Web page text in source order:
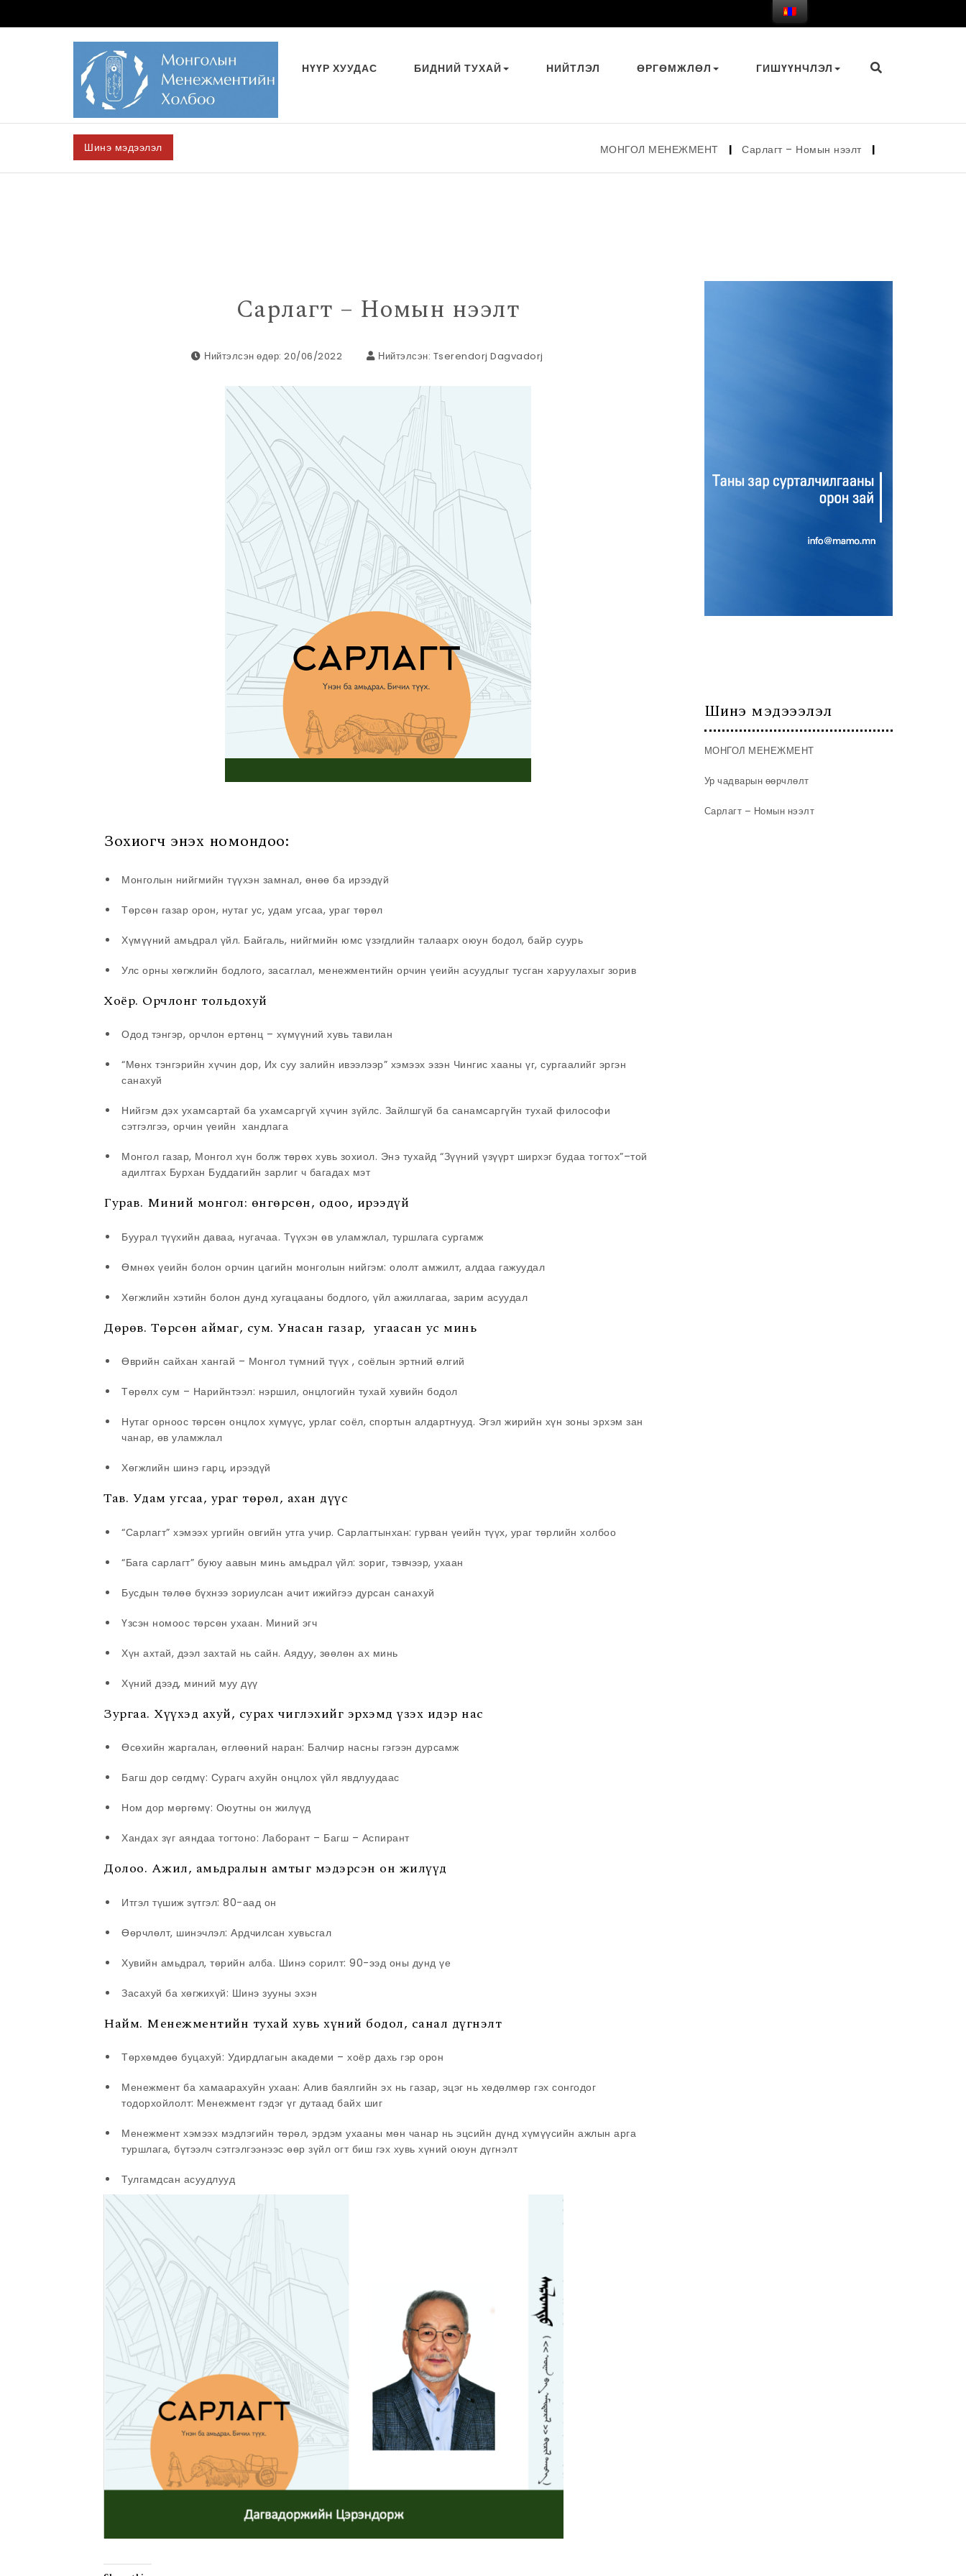
НҮҮР ХУУДАС БИДНИЙ ТУХАЙ НИЙТЛЭЛ ӨРГӨМЖЛӨЛ ГИШҮҮНЧЛЭЛ
Шинэ мэдээлэл МОНГОЛ МЕНЕЖМЕНТ | Сарлагт – Номын нээлт | Их дайжилтийн үе
Сарлагт – Номын нээлт
Нийтэлсэн өдөр: 20/06/2022 Нийтэлсэн: Tserendorj Dagvadorj
Зохиогч энэхүү номондоо:
Монголын нийгмийн түүхэн замнал, өнөө ба ирээдүй
Төрсөн газар орон, нутаг ус, удам угсаа, ураг төрөл
Хүмүүний амьдрал үйл. Байгаль, нийгмийн юмс үзэгдлийн талаарх оюун бодол, байр суурь
Улс орны хөгжлийн бодлого, засаглал, менежментийн орчин үеийн асуудлыг тусган харуулахыг зорив
Хоёр. Орчлонг тольдохуй
Одод тэнгэр, орчлон ертөнц – хүмүүний хувь тавилан
“Мөнх тэнгэрийн хүчин дор, Их суу залийн ивээлээр” хэмээх эзэн Чингис хааны үг, сургаалийг эргэн
санахуй
Нийгэм дэх ухамсартай ба ухамсаргүй хүчин зүйлс. Зайлшгүй ба санамсаргүйн тухай философи
сэтгэлгээ, орчин үеийн хандлага
Монгол газар, Монгол хүн болж төрөх хувь зохиол. Энэ тухайд “Зүүний үзүүрт ширхэг будаа тогтох”–той
адилтгах Бурхан Буддагийн зарлиг ч багадах мэт
Гурав. Миний монгол: өнгөрсөн, одоо, ирээдүй
Буурал түүхийн даваа, нугачаа. Түүхэн өв уламжлал, туршлага сургамж
Өмнөх үеийн болон орчин цагийн монголын нийгэм: ололт амжилт, алдаа гажуудал
Хөгжлийн хэтийн болон дунд хугацааны бодлого, үйл ажиллагаа, зарим асуудал
Дөрөв. Төрсөн аймаг, сум. Унасан газар, угаасан ус минь
Өврийн сайхан хангай – Монгол түмний түүх , соёлын эртний өлгий
Төрөлх сум – Нарийнтээл: нэршил, онцлогийн тухай хувийн бодол
Нутаг орноос төрсөн онцлох хүмүүс, урлаг соёл, спортын алдартнууд. Эгэл жирийн хүн зоны эрхэм зан
чанар, өв уламжлал
Хөгжлийн шинэ гарц, ирээдүй
Тав. Удам угсаа, ураг төрөл, ахан дүүс
“Сарлагт” хэмээх ургийн овгийн утга учир. Сарлагтынхан: гурван үеийн түүх, ураг төрлийн холбоо
“Бага сарлагт” буюу аавын минь амьдрал үйл: зориг, тэвчээр, ухаан
Бусдын төлөө бүхнээ зориулсан ачит ижийгээ дурсан санахуй
Үзсэн номоос төрсөн ухаан. Миний эгч
Хүн ахтай, дээл захтай нь сайн. Аядуу, зөөлөн ах минь
Хүний дээд, миний муу дүү
Зургаа. Хүүхэд ахуй, сурах чиглэхийг эрхэмд үзэх идэр нас
Өсөхийн жаргалан, өглөөний наран: Балчир насны гэгээн дурсамж
Багш дор сөгдмү: Сурагч ахуйн онцлох үйл явдлуудаас
Ном дор мөргөмү: Оюутны он жилүүд
Хандах зүг аяндаа тогтоно: Лаборант – Багш – Аспирант
Долоо. Ажил, амьдралын амтыг мэдэрсэн он жилүүд
Итгэл түшиж зүтгэл: 80-аад он
Өөрчлөлт, шинэчлэл: Ардчилсан хувьсгал
Хувийн амьдрал, төрийн алба. Шинэ сорилт: 90-ээд оны дунд үе
Засахуй ба хөгжихүй: Шинэ зууны эхэн
Найм. Менежментийн тухай хувь хүний бодол, санал дүгнэлт
Төрхөмдөө буцахуй: Удирдлагын академи – хоёр дахь гэр орон
Менежмент ба хамаарахуйн ухаан: Алив баялгийн эх нь газар, эцэг нь хөдөлмөр гэх сонгодог
тодорхойлолт: Менежмент гэдэг үг дутаад байх шиг
Менежмент хэмээх мэдлэгийн төрөл, эрдэм ухааны мөн чанар нь эцсийн дүнд хүмүүсийн ажлын арга
туршлага, бүтээлч сэтгэлгээнээс өөр зүйл огт биш гэх хувь хүний оюун дүгнэлт
Тулгамдсан асуудлууд
Шинэ мэдэээлэл
МОНГОЛ МЕНЕЖМЕНТ
Ур чадварын өөрчлөлт
Сарлагт – Номын нээлт